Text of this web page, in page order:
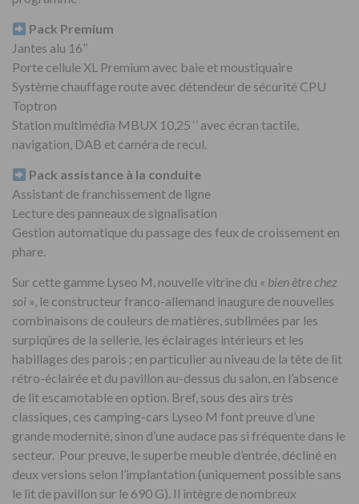
Pack Premium
Jantes alu 16’’
Porte cellule XL Premium avec baie et moustiquaire
Système chauffage route avec détendeur de sécurité CPU
Toptron
Station multimédia MBUX 10,25 ‘’ avec écran tactile,
navigation, DAB et caméra de recul.
Pack assistance à la conduite
Assistant de franchissement de ligne
Lecture des panneaux de signalisation
Gestion automatique du passage des feux de croissement en
phare.
Sur cette gamme Lyseo M, nouvelle vitrine du « bien être chez
soi », le constructeur franco-allemand inaugure de nouvelles
combinaisons de couleurs de matières, sublimées par les
surpiqûres de la sellerie, les éclairages intérieurs et les
habillages des parois ; en particulier au niveau de la tête de lit
rétro-éclairée et du pavillon au-dessus du salon, en l’absence
de lit escamotable en option. Bref, sous des airs très
classiques, ces camping-cars Lyseo M font preuve d’une
grande modernité, sinon d’une audace pas si fréquente dans le
secteur. Pour preuve, le superbe meuble d’entrée, décliné en
deux versions selon l’implantation (uniquement possible sans
le lit de pavillon sur le 690 G). Il intègre de nombreux